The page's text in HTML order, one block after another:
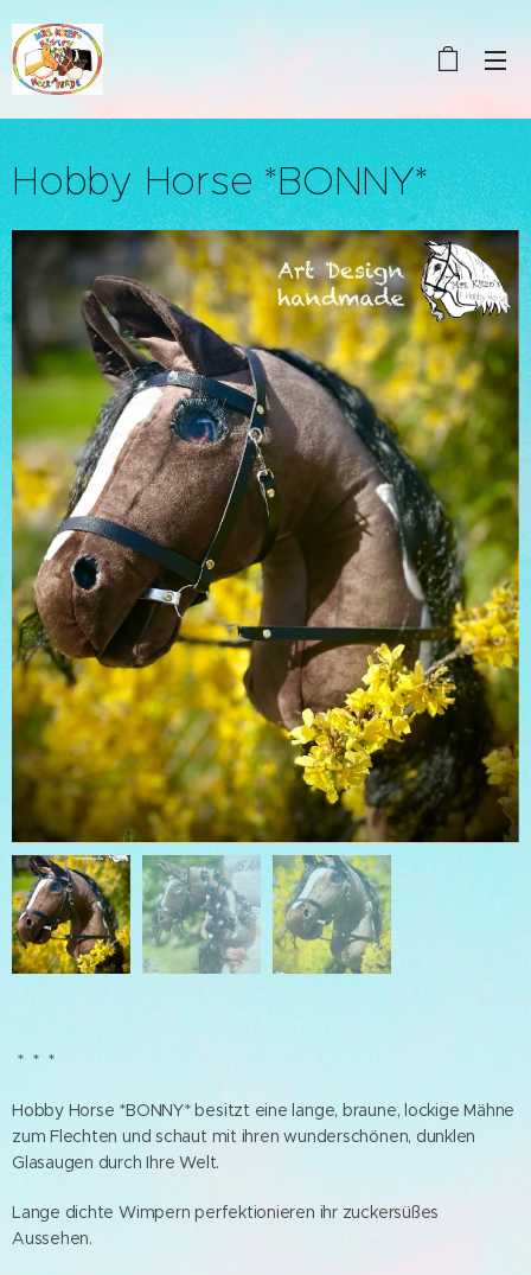
Hobby Horse *BONNY*
* * *
Hobby Horse *BONNY* besitzt eine lange, braune, lockige Mähne
zum Flechten und schaut mit ihren wunderschönen, dunklen
Glasaugen durch Ihre Welt.
Lange dichte Wimpern perfektionieren ihr zuckersüßes
Aussehen.